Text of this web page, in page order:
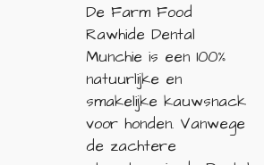
De Farm Food
Rawhide Dental
Munchie is een 100%
natuurlijke en
smakelijke kauwsnack
voor honden. Vanwege
de zachtere